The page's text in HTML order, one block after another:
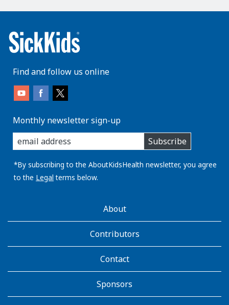
Find and follow us online
Monthly newsletter sign-up
enter
you
email
address:
Subscribe
*By subscribing to the AboutKidsHealth newsletter, you agree
to the Legal terms below.
AboutKidsHealthAbout
Contributors
Contact
Sponsors